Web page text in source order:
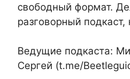
свободный формат.
разговорный подкаст,
Ведущие подкаста:
Сергей (t.me/